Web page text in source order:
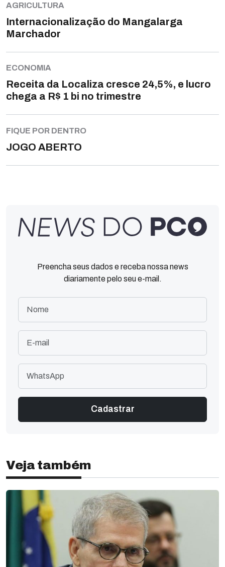
AGRICULTURA
Internacionalização do Mangalarga
Marchador
ECONOMIA
Receita da Localiza cresce 24,5%, e lucro
chega a R$ 1 bi no trimestre
FIQUE POR DENTRO
JOGO ABERTO
Preencha seus dados e receba nossa news
diariamente pelo seu e-mail.
Veja também